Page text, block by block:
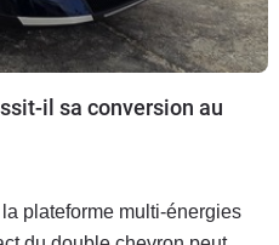
il sa conversion au
plateforme multi-énergies